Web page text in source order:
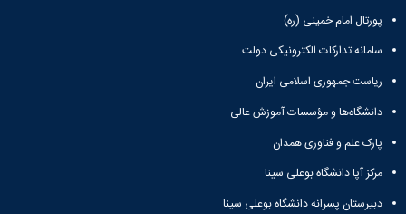
پورتال امام خمینی (ره)
سامانه تدارکات الکترونیکی دولت
ریاست جمهوری اسلامی ایران
دانشگاه‌ها و مؤسسات آموزش عالی
پارک علم و فناوری همدان
مرکز آپا دانشگاه بوعلی سینا
دبیرستان پسرانه دانشگاه بوعلی سینا